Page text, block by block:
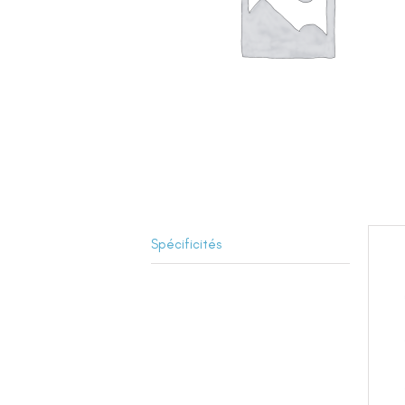
Spécificités